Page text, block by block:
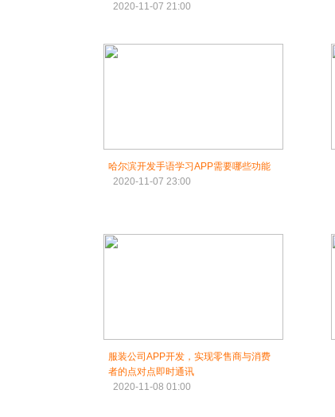
2020-11-07 21:00
哈尔滨开发手语学习APP需要哪些功能
2020-11-07 23:00
服装公司APP开发，实现零售商与消费
者的点对点即时通讯
2020-11-08 01:00